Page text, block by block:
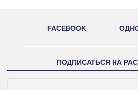
FACEBOOK
ПОДПИСАТЬСЯ НА